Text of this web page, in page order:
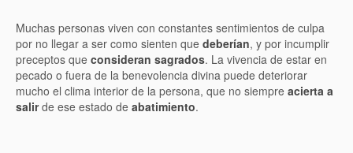
Muchas personas viven con constantes sentimientos de culpa
por no llegar a ser como sienten que deberían, y por incumplir
preceptos que consideran sagrados. La vivencia de estar en
pecado o fuera de la benevolencia divina puede deteriorar
mucho el clima interior de la persona, que no siempre acierta a
salirde ese estado de abatimiento.